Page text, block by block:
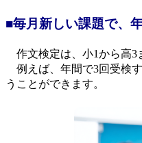
■毎月新しい課題で、
作文検定は、小1から高3
例えば、年間で3回受検
うことができます。